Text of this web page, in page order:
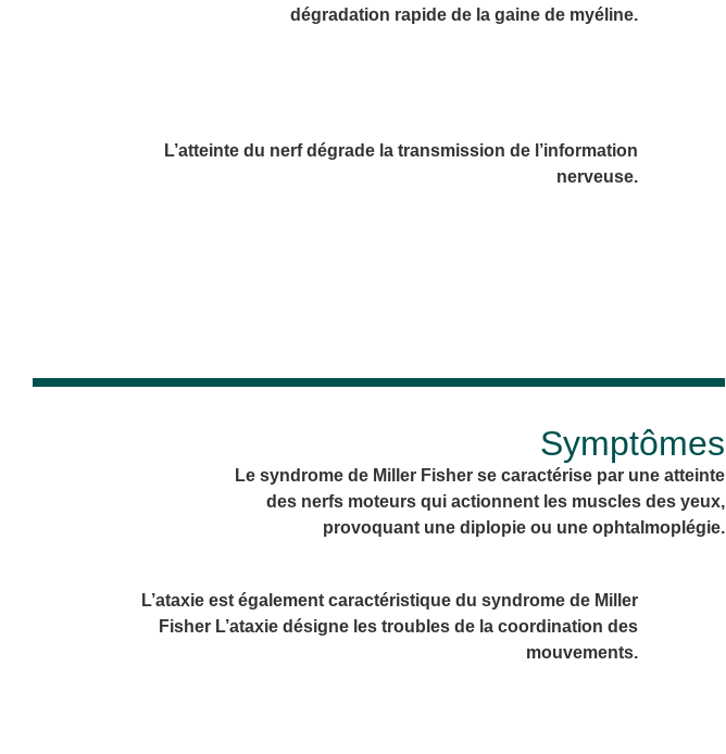
dégradation rapide de la gaine de myéline.
L’atteinte du nerf dégrade la transmission de l’information
nerveuse.
Symptômes
Le syndrome de Miller Fisher se caractérise par une atteinte
des nerfs moteurs qui actionnent les muscles des yeux,
provoquant une diplopie ou une ophtalmoplégie.
L’ataxie est également caractéristique du syndrome de Miller
Fisher L’ataxie désigne les troubles de la coordination des
mouvements.